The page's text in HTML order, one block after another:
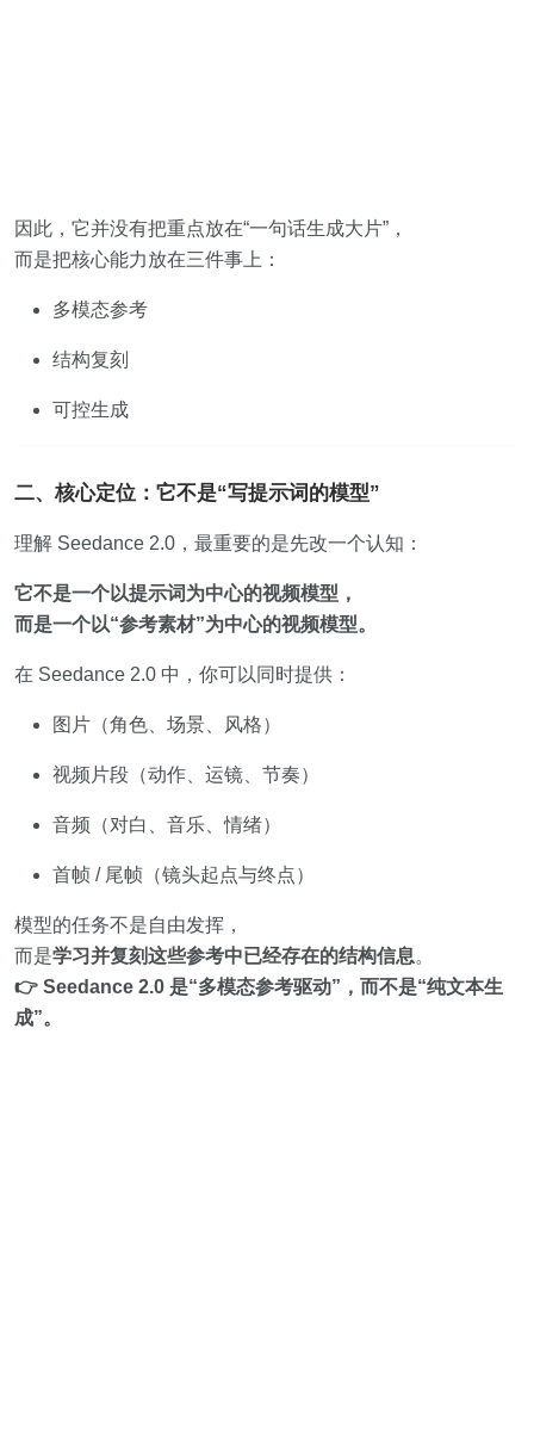
因此，它并没有把重点放在“一句话生成大片”，
而是把核心能力放在三件事上：
多模态参考
结构复刻
可控生成
二、核心定位：它不是“写提示词的模型”
理解 Seedance 2.0，最重要的是先改一个认知：
它不是一个以提示词为中心的视频模型，
而是一个以“参考素材”为中心的视频模型。
在 Seedance 2.0 中，你可以同时提供：
图片（角色、场景、风格）
视频片段（动作、运镜、节奏）
音频（对白、音乐、情绪）
首帧 / 尾帧（镜头起点与终点）
模型的任务不是自由发挥，
而是学习并复刻这些参考中已经存在的结构信息。
👉 Seedance 2.0 是“多模态参考驱动”，而不是“纯文本生
成”。